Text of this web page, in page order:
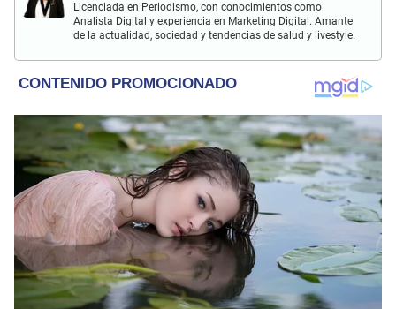
Licenciada en Periodismo, con conocimientos como
Analista Digital y experiencia en Marketing Digital. Amante
de la actualidad, sociedad y tendencias de salud y livestyle.